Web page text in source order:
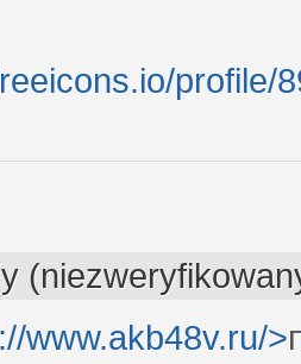
profile/
www.akb48v.ru/>